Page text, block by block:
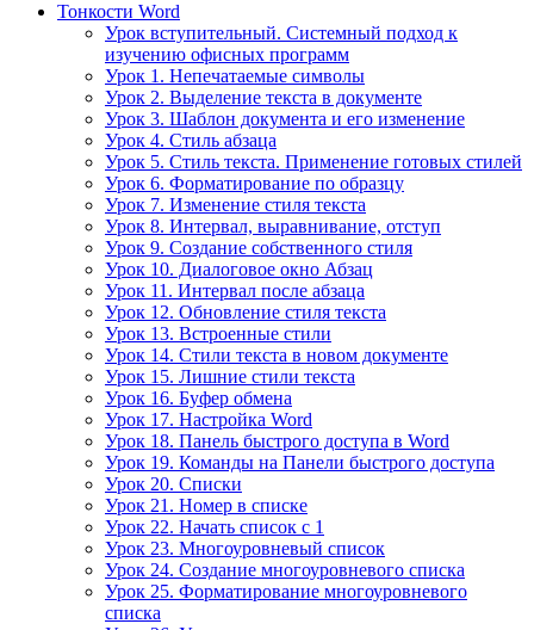
Тонкости Word
Урок вступительный. Системный подход к
изучению офисных программ
Урок 1. Непечатаемые символы
Урок 2. Выделение текста в документе
Урок 3. Шаблон документа и его изменение
Урок 4. Стиль абзаца
Урок 5. Стиль текста. Применение готовых стилей
Урок 6. Форматирование по образцу
Урок 7. Изменение стиля текста
Урок 8. Интервал, выравнивание, отступ
Урок 9. Создание собственного стиля
Урок 10. Диалоговое окно Абзац
Урок 11. Интервал после абзаца
Урок 12. Обновление стиля текста
Урок 13. Встроенные стили
Урок 14. Стили текста в новом документе
Урок 15. Лишние стили текста
Урок 16. Буфер обмена
Урок 17. Настройка Word
Урок 18. Панель быстрого доступа в Word
Урок 19. Команды на Панели быстрого доступа
Урок 20. Списки
Урок 21. Номер в списке
Урок 22. Начать список с 1
Урок 23. Многоуровневый список
Урок 24. Создание многоуровневого списка
Урок 25. Форматирование многоуровневого
списка